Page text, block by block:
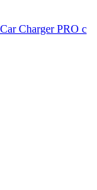
Charger PRO с